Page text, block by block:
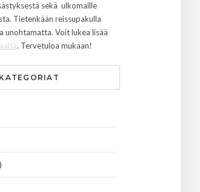
sekä ulkomaille
Tietenkään reissupakulla
unohtamatta. Voit lukea lisää
. Tervetuloa mukaan!
KATEGORIAT